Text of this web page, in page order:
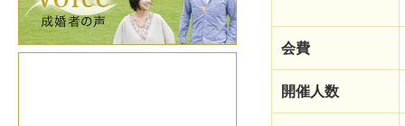
会費
開催人数